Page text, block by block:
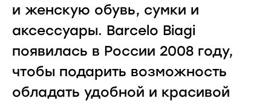
и женскую обувь, сумки и
аксессуары. Barcelo Biagi
появилась в России 2008 году,
чтобы подарить возможность
обладать удобной и красивой